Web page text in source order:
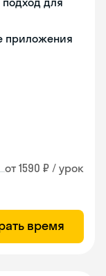
приложения
от 1590 ₽ / урок
время